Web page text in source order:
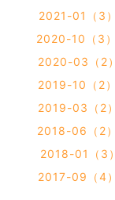
2021-01（3）
2020-10（3）
2020-03（2）
2019-10（2）
2019-03（2）
2018-06（2）
2018-01（3）
2017-09（4）